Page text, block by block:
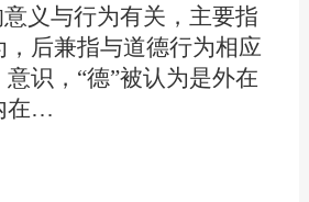
义与行为有关，主要指
后兼指与道德行为相应
识，“德”被认为是外在
在…